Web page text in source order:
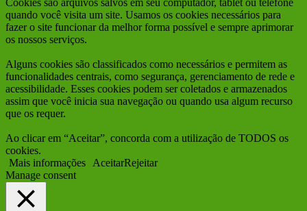
quando você visita um site. Usamos os cookies necessários para
fazer o site funcionar da melhor forma possível e sempre aprimorar
os nossos serviços.
Alguns cookies são classificados como necessários e permitem as
funcionalidades centrais, como segurança, gerenciamento de rede e
acessibilidade. Esses cookies podem ser coletados e armazenados
assim que você inicia sua navegação ou quando usa algum recurso
que os requer.
Ao clicar em “Aceitar”, concorda com a utilização de TODOS os
cookies.
Mais informações
AceitarRejeitar
Manage consent